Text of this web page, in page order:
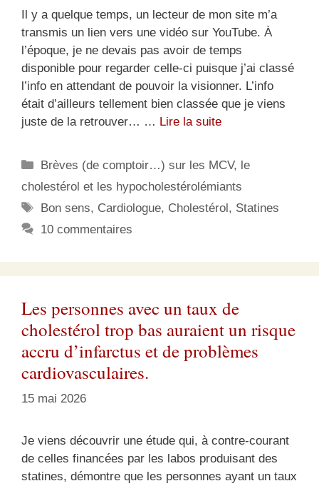
Il y a quelque temps, un lecteur de mon site m’a
transmis un lien vers une vidéo sur YouTube. À
l’époque, je ne devais pas avoir de temps
disponible pour regarder celle-ci puisque j’ai classé
l’info en attendant de pouvoir la visionner. L’info
était d’ailleurs tellement bien classée que je viens
juste de la retrouver… … Lire la suite
Catégories
Brèves (de comptoir…) sur les MCV, le
cholestérol et les hypocholestérolémiants
Étiquettes
Bon sens, Cardiologue, Cholestérol, Statines
10 commentaires
Les personnes avec un taux de
cholestérol trop bas auraient un risque
accru d’infarctus et de problèmes
cardiovasculaires.
15 mai 2026
Je viens découvrir une étude qui, à contre-courant
de celles financées par les labos produisant des
statines, démontre que les personnes ayant un taux